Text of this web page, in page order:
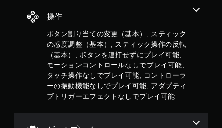
操作
ボタン割り当ての変更（基本）, スティック
の感度調整（基本）, スティック操作の反転
（基本）, ボタンを連打せずにプレイ可能,
モーションコントロールなしでプレイ可能,
タッチ操作なしでプレイ可能, コントローラ
ーの振動機能なしでプレイ可能, アダプティ
ブトリガーエフェクトなしでプレイ可能
バ
ッ
ク
を
使
わ
ず
に
ゲ
ー
ム